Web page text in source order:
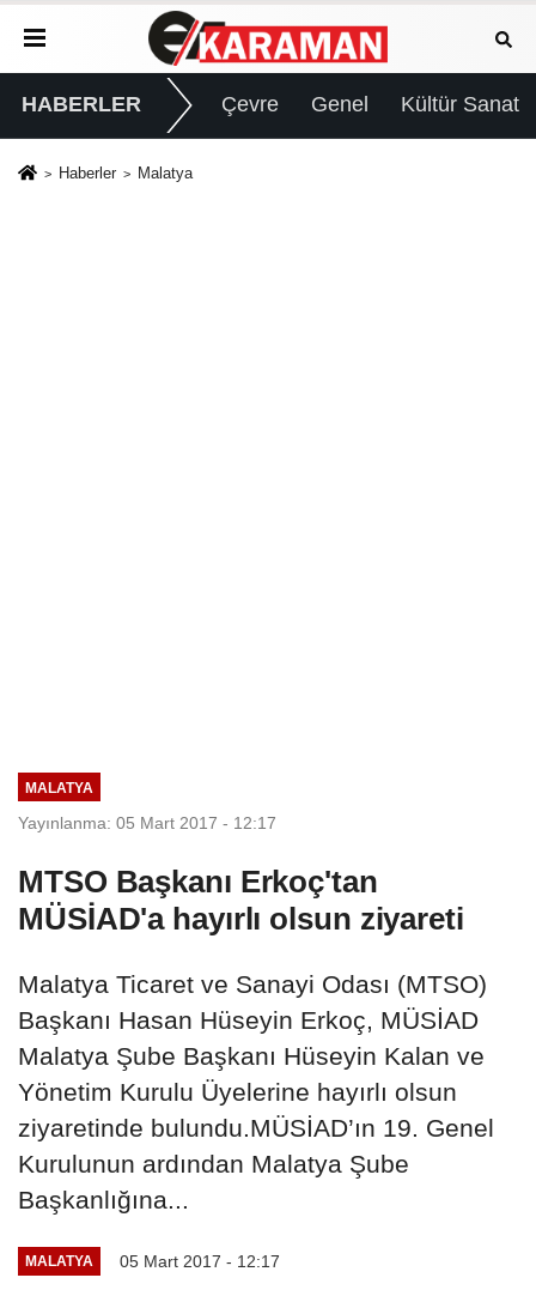
HABERLER Çevre Genel Kültür Sanat
Haberler Malatya
MALATYA
Yayınlanma: 05 Mart 2017 - 12:17
MTSO Başkanı Erkoç'tan
MÜSİAD'a hayırlı olsun ziyareti
Malatya Ticaret ve Sanayi Odası (MTSO)
Başkanı Hasan Hüseyin Erkoç, MÜSİAD
Malatya Şube Başkanı Hüseyin Kalan ve
Yönetim Kurulu Üyelerine hayırlı olsun
ziyaretinde bulundu.MÜSİAD’ın 19. Genel
Kurulunun ardından Malatya Şube
Başkanlığına...
MALATYA 05 Mart 2017 - 12:17